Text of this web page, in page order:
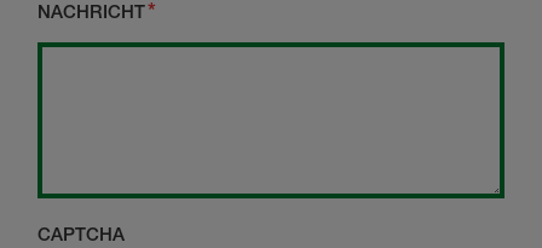
NACHRICHT
CAPTCHA